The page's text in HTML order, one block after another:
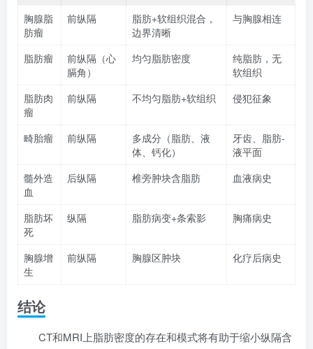
胸腺脂
肪瘤
前纵隔
脂肪+软组织混合，
边界清晰
与胸腺相连
脂肪瘤
前纵隔（心
膈角）
均匀脂肪密度
纯脂肪，无
软组织
脂肪肉
瘤
前纵隔 不均匀脂肪+软组织 侵犯征象
畸胎瘤 前纵隔
多成分（脂肪、液
体、钙化）
牙齿、脂肪-
液平面
髓外造
血
后纵隔 椎旁肿块含脂肪 血液病史
脂肪坏
死
纵隔 脂肪病变+条索影 胸痛病史
胸腺增
生
前纵隔 胸腺区肿块 化疗后病史
结论
CT和MRI上脂肪密度的存在和模式将有助于缩小纵隔含